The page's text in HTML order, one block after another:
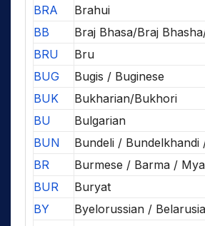
BRA
Brahui
BB
Braj Bhasa/Braj
BRU
Bru
BUG
Bugis / Buginese
BUK
Bukharian/Bukhori
BU
Bulgarian
BUN
Bundeli / Bundelkhandi
BR
Burmese / Barma /
BUR
Buryat
BY
Byelorussian /